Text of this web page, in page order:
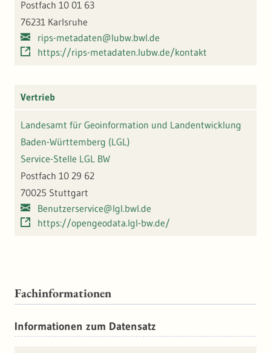
Postfach 10 01 63
76231 Karlsruhe
rips-metadaten@lubw.bwl.de
https://rips-metadaten.lubw.de/kontakt
Vertrieb
Landesamt für Geoinformation und Landentwicklung
Baden-Württemberg (LGL)
Service-Stelle LGL BW
Postfach 10 29 62
70025 Stuttgart
Benutzerservice@lgl.bwl.de
https://opengeodata.lgl-bw.de/
Fachinformationen
Informationen zum Datensatz